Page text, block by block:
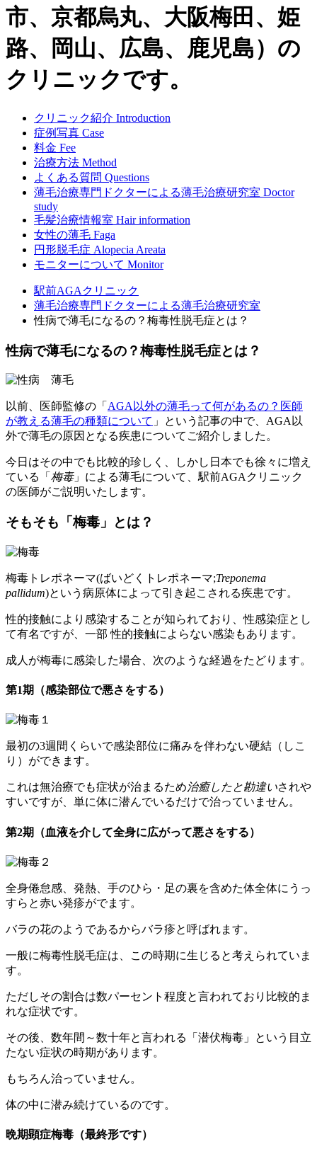
市、京都烏丸、大阪梅田、姫
路、岡山、広島、鹿児島）の
クリニックです。
クリニック紹介 Introduction
症例写真 Case
料金 Fee
治療方法 Method
よくある質問 Questions
薄毛治療専門ドクターによる薄毛治療研究室 Doctor
study
毛髪治療情報室 Hair information
女性の薄毛 Faga
円形脱毛症 Alopecia Areata
モニターについて Monitor
駅前AGAクリニック
薄毛治療専門ドクターによる薄毛治療研究室
性病で薄毛になるの？梅毒性脱毛症とは？
性病で薄毛になるの？梅毒性脱毛症とは？
以前、医師監修の「 AGA以外の薄毛って何があるの？医師
が教える薄毛の種類について 」という記事の中で、AGA以
外で薄毛の原因となる疾患についてご紹介しました。
今日はその中でも比較的珍しく、しかし日本でも徐々に増え
ている「 梅毒」による薄毛について、駅前AGAクリニック
の医師がご説明いたします。
そもそも「梅毒」とは？
梅毒トレポネーマ(ばいどくトレポネーマ;Treponema
pallidum)という病原体によって引き起こされる疾患です。
性的接触により感染することが知られており、性感染症とし
て有名ですが、一部 性的接触によらない感染もあります。
成人が梅毒に感染した場合、次のような経過をたどります。
第1期（感染部位で悪さをする）
最初の3週間くらいで感染部位に痛みを伴わない硬結（しこ
り）ができます。
これは無治療でも症状が治まるため治癒したと勘違いされや
すいですが、単に体に潜んでいるだけで治っていません。
第2期（血液を介して全身に広がって悪さをする）
全身倦怠感、発熱、手のひら・足の裏を含めた体全体にうっ
すらと赤い発疹がでます。
バラの花のようであるからバラ疹と呼ばれます。
一般に梅毒性脱毛症は、この時期に生じると考えられていま
す。
ただしその割合は数パーセント程度と言われており比較的ま
れな症状です。
その後、数年間～数十年と言われる「潜伏梅毒」という目立
たない症状の時期があります。
もちろん治っていません。
体の中に潜み続けているのです。
晩期顕症梅毒（最終形です）